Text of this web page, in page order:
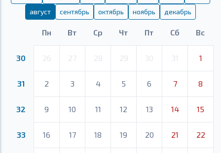
август
сентябрь октябрь ноябрь декабрь
Пн Вт Ср Чт Пт Сб Вс
30 26 27 28 29 30 31 1
31 2 3 4 5 6 7 8
32 9 10 11 12 13 14 15
33 16 17 18 19 20 21 22